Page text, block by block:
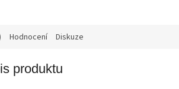
Hodnocení Diskuze
produktu